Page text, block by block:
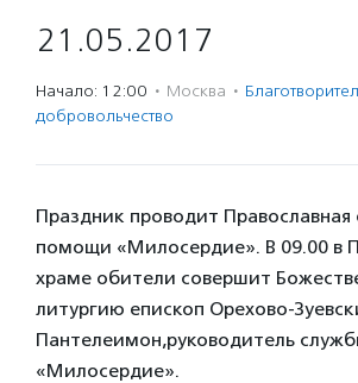
21.05.2017
Начало: 12:00 · Москва ·
доброволь­чест­во
Праздник проводит Православная
помощи «Милосердие». В 09.00 в
храме обители совершит
литургию епископ Орехово-
Пантелеимон,руководитель
«Милосердие».